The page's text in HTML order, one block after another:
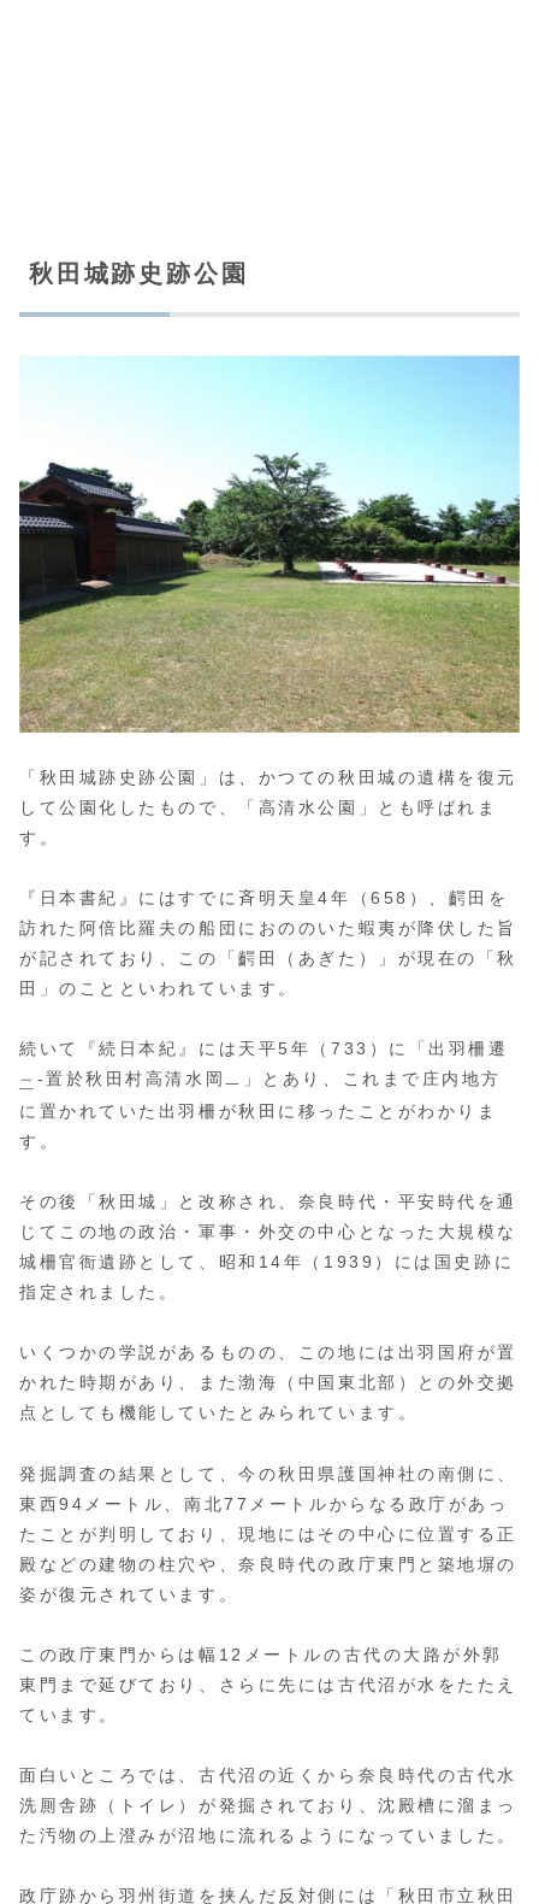
秋田城跡史跡公園
「秋田城跡史跡公園」は、かつての秋田城の遺構を復元
して公園化したもので、「高清水公園」とも呼ばれま
す。
『日本書紀』にはすでに斉明天皇4年（658）、齶田を
訪れた阿倍比羅夫の船団におののいた蝦夷が降伏した旨
が記されており、この「齶田（あぎた）」が現在の「秋
田」のことといわれています。
続いて『続日本紀』には天平5年（733）に「出羽柵遷
二 -置於秋田村高清水岡一
」とあり、これまで庄内地方
に置かれていた出羽柵が秋田に移ったことがわかりま
す。
その後「秋田城」と改称され、奈良時代・平安時代を通
じてこの地の政治・軍事・外交の中心となった大規模な
城柵官衙遺跡として、昭和14年（1939）には国史跡に
指定されました。
いくつかの学説があるものの、この地には出羽国府が置
かれた時期があり、また渤海（中国東北部）との外交拠
点としても機能していたとみられています。
発掘調査の結果として、今の秋田県護国神社の南側に、
東西94メートル、南北77メートルからなる政庁があっ
たことが判明しており、現地にはその中心に位置する正
殿などの建物の柱穴や、奈良時代の政庁東門と築地塀の
姿が復元されています。
この政庁東門からは幅12メートルの古代の大路が外郭
東門まで延びており、さらに先には古代沼が水をたたえ
ています。
面白いところでは、古代沼の近くから奈良時代の古代水
洗厠舎跡（トイレ）が発掘されており、沈殿槽に溜まっ
た汚物の上澄みが沼地に流れるようになっていました。
政庁跡から羽州街道を挟んだ反対側には「秋田市立秋田